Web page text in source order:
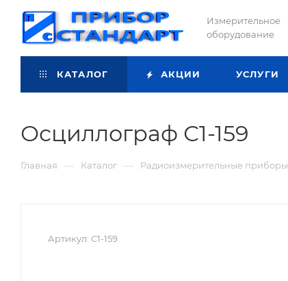
Измерительное
оборудование
КАТАЛОГ АКЦИИ УСЛУГИ
Осциллограф С1-159
Главная — Каталог — Радиоизмерительные приборы
Артикул: С1-159